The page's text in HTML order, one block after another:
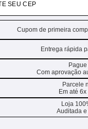
Cupom de primeira
Entrega rápida
Com aprovação
Parcele
Em até
Loja
Auditada